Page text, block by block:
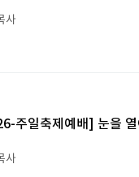
사
주일축제예배] 눈을
사